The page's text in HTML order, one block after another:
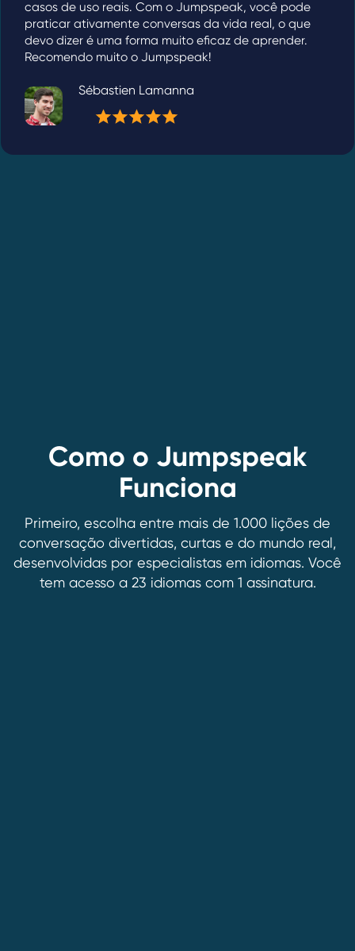
casos de uso reais. Com o Jumpspeak, você pode
praticar ativamente conversas da vida real, o que
devo dizer é uma forma muito eficaz de aprender.
Recomendo muito o Jumpspeak!
Sébastien Lamanna
Como o Jumpspeak
Funciona
Primeiro, escolha entre mais de 1.000 lições de
conversação divertidas, curtas e do mundo real,
desenvolvidas por especialistas em idiomas. Você
tem acesso a 23 idiomas com 1 assinatura.